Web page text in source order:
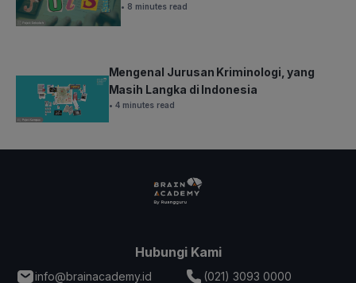
• 8 minutes read
Mengenal Jurusan Kriminologi, yang
Masih Langka di Indonesia
• 4 minutes read
Hubungi Kami
info@brainacademy.id (021) 3093 0000